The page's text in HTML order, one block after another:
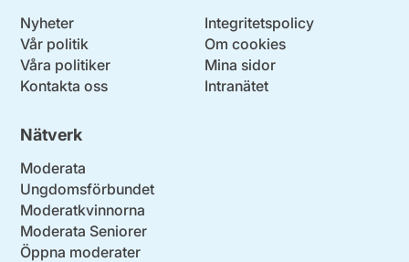
Nyheter
Vår politik
Våra politiker
Kontakta oss
Integritetspolicy
Om cookies
Mina sidor
Intranätet
Nätverk
Moderata
Ungdomsförbundet
Moderatkvinnorna
Moderata Seniorer
Öppna moderater